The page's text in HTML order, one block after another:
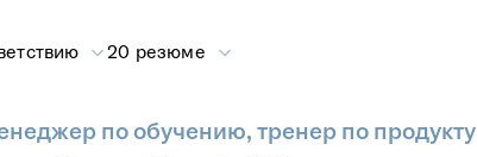
20 резюме
по обучению, тренер по продукту